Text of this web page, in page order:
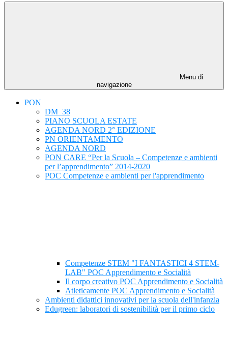
Menu di
navigazione
PON
DM_38
PIANO SCUOLA ESTATE
AGENDA NORD 2° EDIZIONE
PN ORIENTAMENTO
AGENDA NORD
PON CARE “Per la Scuola – Competenze e ambienti
per l’apprendimento” 2014-2020
POC Competenze e ambienti per l'apprendimento
Competenze STEM "I FANTASTICI 4 STEM-
LAB" POC Apprendimento e Socialità
Il corpo creativo POC Apprendimento e Socialità
Atleticamente POC Apprendimento e Socialità
Ambienti didattici innovativi per la scuola dell'infanzia
Edugreen: laboratori di sostenibilità per il primo ciclo